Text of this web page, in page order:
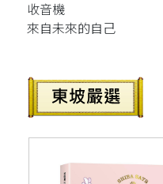
收音機
來自未來的自己